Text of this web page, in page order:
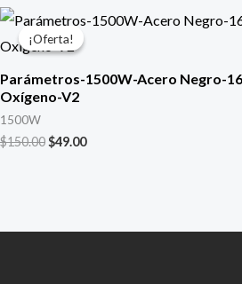
¡Oferta!
¡Oferta!
Parámetros-1500W-Acero Negro-
Oxígeno-V2
1500W
$150.00
precio
original
$150.00.
$49.00
El
precio
$49.00.